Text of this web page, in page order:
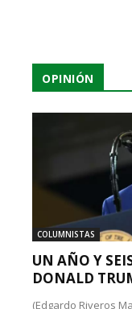
OPINIÓN
COLUMNISTAS
UN AÑO Y
DONALD
(Edgardo Riveros